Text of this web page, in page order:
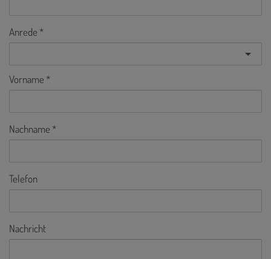
Anrede
Vorname
Nachname
Telefon
Nachricht